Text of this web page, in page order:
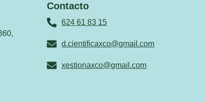
Contacto
624 61 83 15
d.cientificaxco@gmail.com
xestionaxco@gmail.com